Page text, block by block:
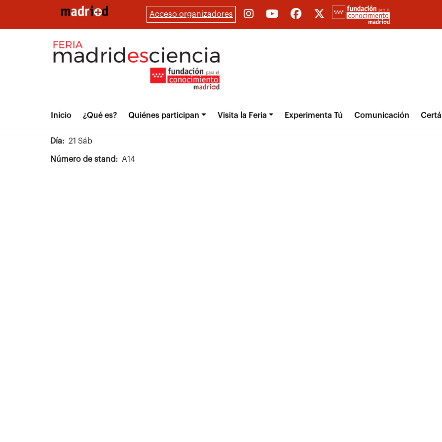
Acceso organizadores
Main
menuInicio ¿Qué es? Quiénes participan Visita la Feria Experimenta Tú Comunicación
Día 21 Sáb
Número de stand A14